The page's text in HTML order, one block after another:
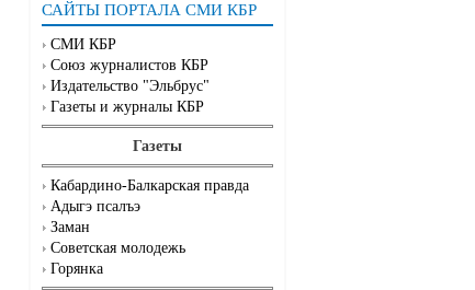
САЙТЫ ПОРТАЛА СМИ КБР
СМИ КБР
Союз журналистов КБР
Издательство "Эльбрус"
Газеты и журналы КБР
Газеты
Кабардино-Балкарская правда
Адыгэ псалъэ
Заман
Советская молодежь
Горянка